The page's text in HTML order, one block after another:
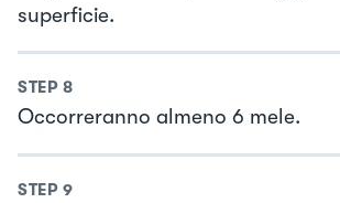
superficie.
STEP 8
Occorreranno almeno 6 mele.
STEP 9